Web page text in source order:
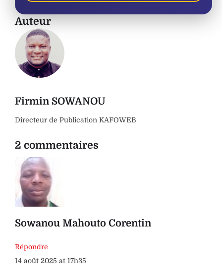
Auteur
Firmin SOWANOU
Directeur de Publication KAFOWEB
2 commentaires
Sowanou Mahouto Corentin
Répondre
14 août 2025 at 17h35